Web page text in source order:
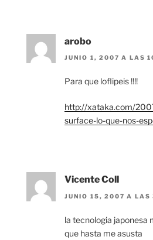
arobo
JUNIO 1, 2007 A LAS
Para que loflipeis !!!!
http://xataka.com/
surface-lo-que-nos-
Vicente Coll
JUNIO 15, 2007 A LAS
la tecnologia japonesa
que hasta me asusta